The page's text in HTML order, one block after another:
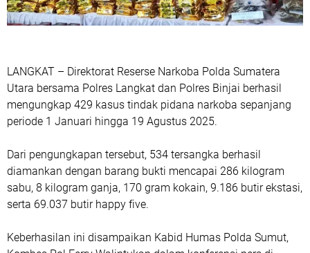
LANGKAT – Direktorat Reserse Narkoba Polda Sumatera
Utara bersama Polres Langkat dan Polres Binjai berhasil
mengungkap 429 kasus tindak pidana narkoba sepanjang
periode 1 Januari hingga 19 Agustus 2025.
Dari pengungkapan tersebut, 534 tersangka berhasil
diamankan dengan barang bukti mencapai 286 kilogram
sabu, 8 kilogram ganja, 170 gram kokain, 9.186 butir ekstasi,
serta 69.037 butir happy five.
Keberhasilan ini disampaikan Kabid Humas Polda Sumut,